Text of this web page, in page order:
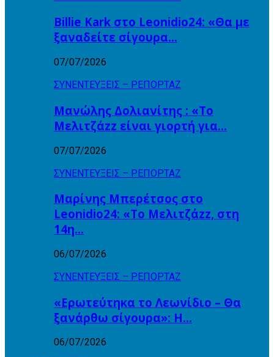
Billie Kark στο Leonidio24: «Θα με
ξαναδείτε σίγουρα…
07/07/2026
ΣΥΝΕΝΤΕΥΞΕΙΣ – ΡΕΠΟΡΤΑΖ
Μανώλης Δολιανίτης : «Το
Μελιτζάzz είναι γιορτή για…
07/07/2026
ΣΥΝΕΝΤΕΥΞΕΙΣ – ΡΕΠΟΡΤΑΖ
Μαρίνης Μπερέτσος στο
Leonidio24: «Το Μελιτζάzz, στη
14η…
06/07/2026
ΣΥΝΕΝΤΕΥΞΕΙΣ – ΡΕΠΟΡΤΑΖ
«Ερωτεύτηκα το Λεωνίδιο – Θα
ξανάρθω σίγουρα»: Η…
06/07/2026